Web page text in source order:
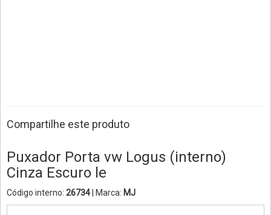
Compartilhe este produto
Puxador Porta vw Logus (interno)
Cinza Escuro le
Código interno: 26734 | Marca: MJ